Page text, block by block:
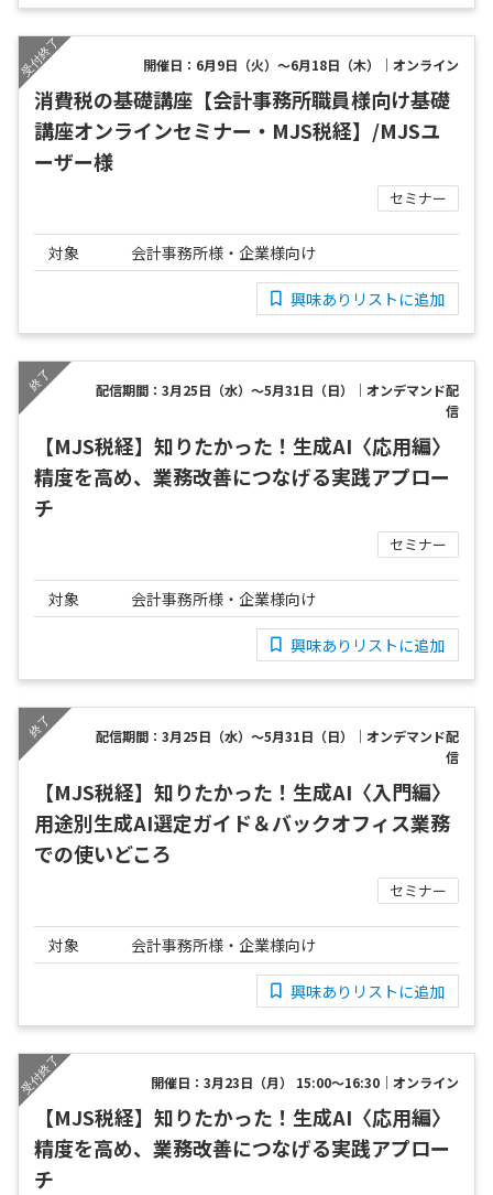
開催日：6月9日（火）～6月18日（木）｜オンライン
消費税の基礎講座【会計事務所職員様向け基礎
講座オンラインセミナー・MJS税経】/MJSユ
ーザー様
セミナー
対象 会計事務所様・企業様向け
興味ありリストに追加
配信期間：3月25日（水）～5月31日（日）｜オンデマンド配
信
【MJS税経】知りたかった！生成AI〈応用編〉
精度を高め、業務改善につなげる実践アプロー
チ
セミナー
対象 会計事務所様・企業様向け
興味ありリストに追加
配信期間：3月25日（水）～5月31日（日）｜オンデマンド配
信
【MJS税経】知りたかった！生成AI〈入門編〉
用途別生成AI選定ガイド＆バックオフィス業務
での使いどころ
セミナー
対象 会計事務所様・企業様向け
興味ありリストに追加
開催日：3月23日（月） 15:00～16:30｜オンライン
【MJS税経】知りたかった！生成AI〈応用編〉
精度を高め、業務改善につなげる実践アプロー
チ